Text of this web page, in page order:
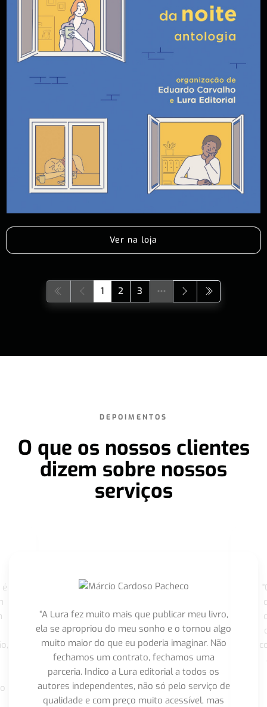
Ver na loja
1 2 3
DEPOIMENTOS
O que os nossos clientes
dizem sobre nossos
serviços
“A Lura fez muito mais que publicar meu livro,
ela se apropriou do meu sonho e o tornou algo
muito maior do que eu poderia imaginar. Não
fechamos um contrato, fechamos uma
parceria. Indico a Lura editorial a todos os
autores independentes, não só pelo serviço de
qualidade e com preço muito acessível, mas